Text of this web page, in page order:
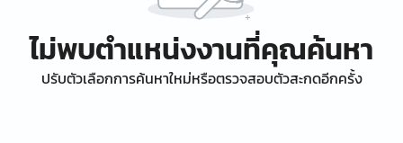
ไม่พบตำแหน่งงานที่คุณค้นหา
ปรับตัวเลือกการค้นหาใหม่หรือตรวจสอบตัวสะกดอีกครั้ง